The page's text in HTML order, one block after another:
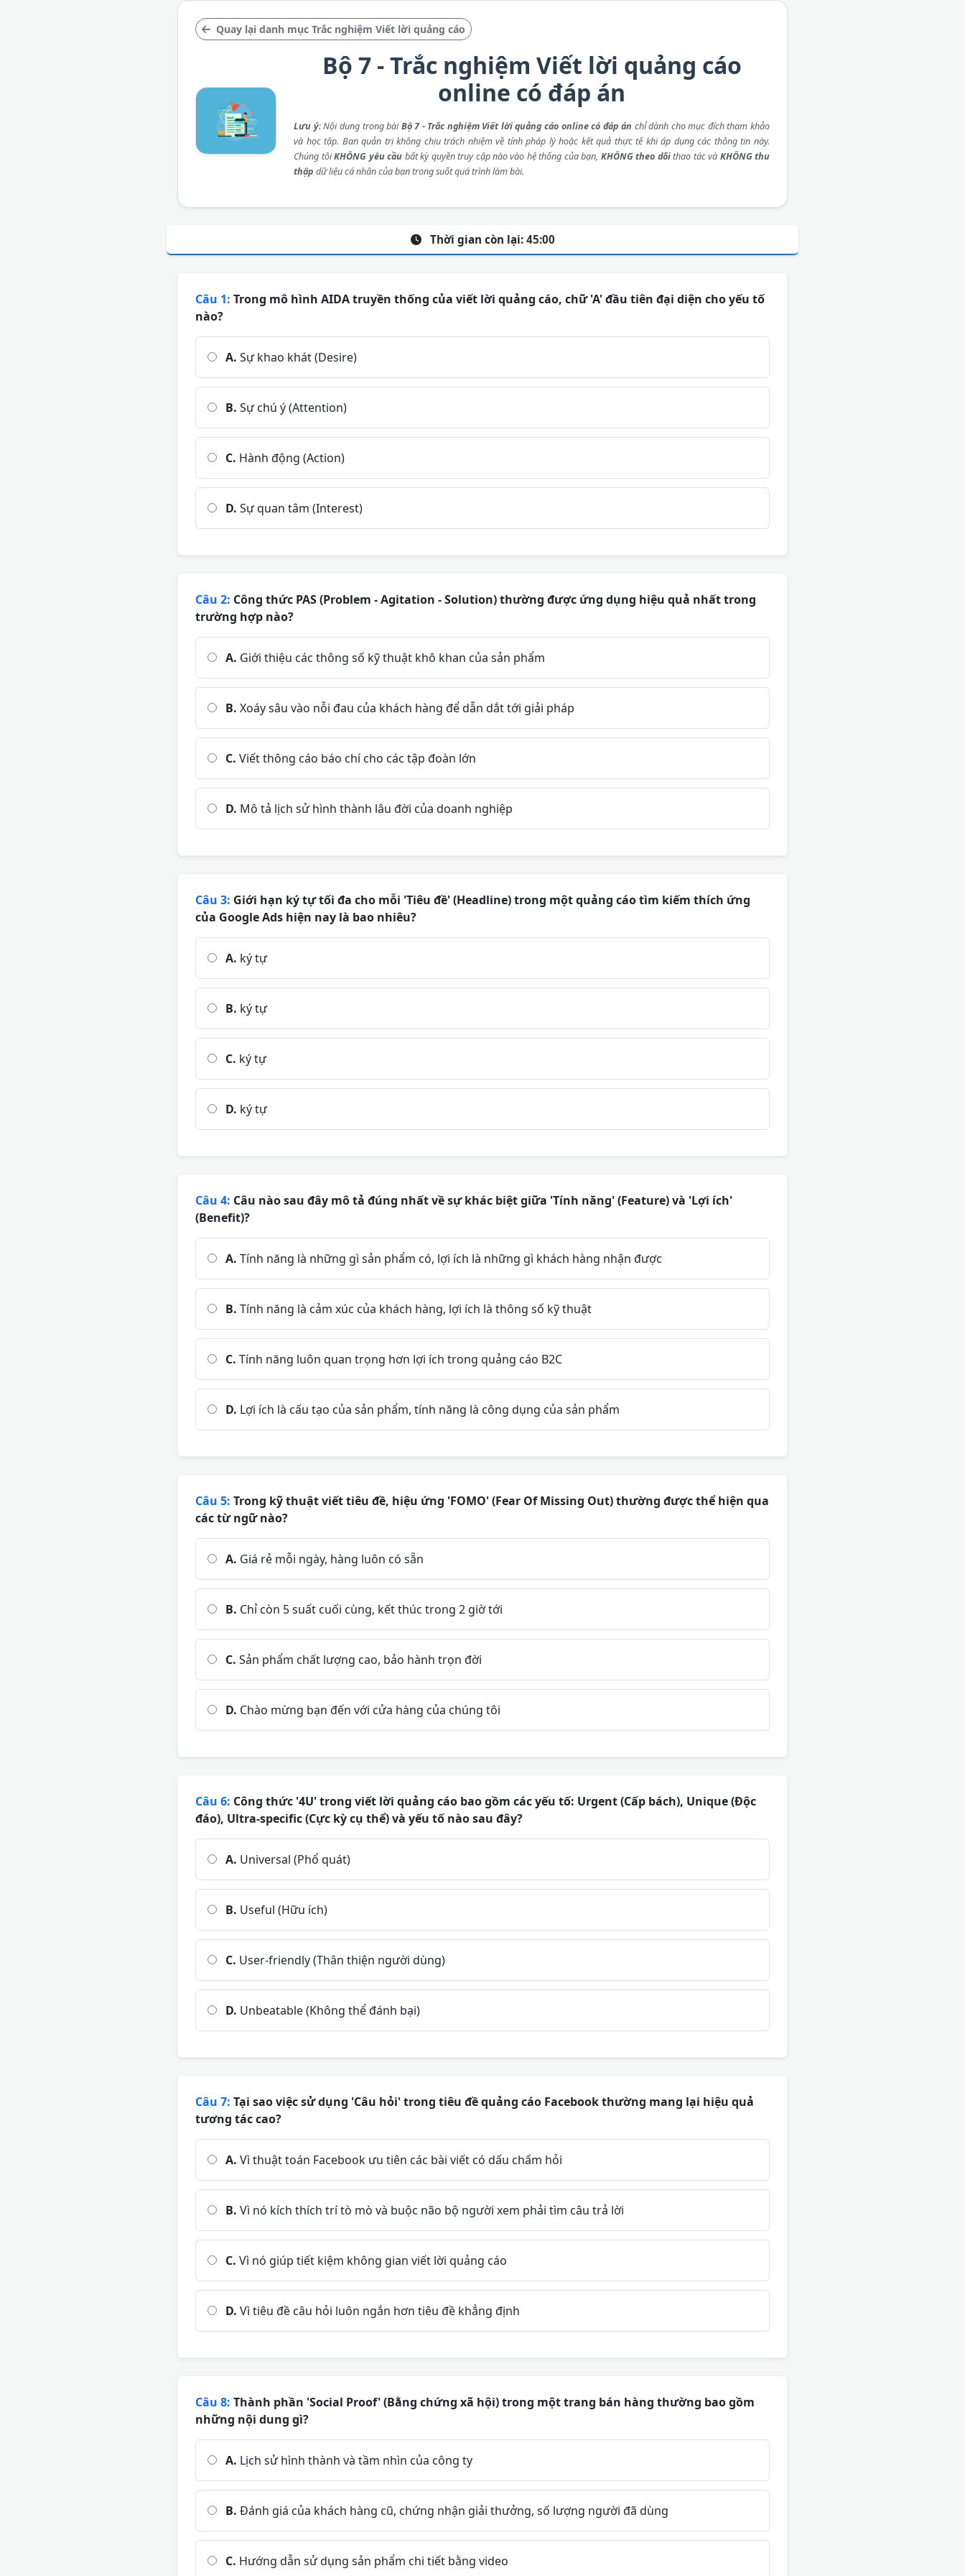
Quay lại danh mục Trắc nghiệm Viết lời quảng cáo
Bộ 7 - Trắc nghiệm Viết lời quảng cáo
online có đáp án
Lưu ý: Nội dung trong bàiBộ 7 - Trắc nghiệm Viết lời quảng cáo online có đáp án chỉ dành cho mục đích tham khảo
và học tập. Ban quản trị không chịu trách nhiệm về tính pháp lý hoặc kết quả thực tế khi áp dụng các thông tin này.
Chúng tôiKHÔNG yêu cầu bất kỳ quyền truy cập nào vào hệ thống của bạn, KHÔNG theo dõithao tác và KHÔNG thu
thập dữ liệu cá nhân của bạn trong suốt quá trình làm bài.
Thời gian còn lại: 45:00
Câu 1: Trong mô hình AIDA truyền thống của viết lời quảng cáo, chữ 'A' đầu tiên đại diện cho yếu tố
nào?
A. Sự khao khát (Desire)
B. Sự chú ý (Attention)
C. Hành động (Action)
D. Sự quan tâm (Interest)
Câu 2: Công thức PAS (Problem - Agitation - Solution) thường được ứng dụng hiệu quả nhất trong
trường hợp nào?
A. Giới thiệu các thông số kỹ thuật khô khan của sản phẩm
B. Xoáy sâu vào nỗi đau của khách hàng để dẫn dắt tới giải pháp
C. Viết thông cáo báo chí cho các tập đoàn lớn
D. Mô tả lịch sử hình thành lâu đời của doanh nghiệp
Câu 3: Giới hạn ký tự tối đa cho mỗi 'Tiêu đề' (Headline) trong một quảng cáo tìm kiếm thích ứng
của Google Ads hiện nay là bao nhiêu?
A. ký tự
B. ký tự
C. ký tự
D. ký tự
Câu 4: Câu nào sau đây mô tả đúng nhất về sự khác biệt giữa 'Tính năng' (Feature) và 'Lợi ích'
(Benefit)?
A. Tính năng là những gì sản phẩm có, lợi ích là những gì khách hàng nhận được
B. Tính năng là cảm xúc của khách hàng, lợi ích là thông số kỹ thuật
C. Tính năng luôn quan trọng hơn lợi ích trong quảng cáo B2C
D. Lợi ích là cấu tạo của sản phẩm, tính năng là công dụng của sản phẩm
Câu 5: Trong kỹ thuật viết tiêu đề, hiệu ứng 'FOMO' (Fear Of Missing Out) thường được thể hiện qua
các từ ngữ nào?
A. Giá rẻ mỗi ngày, hàng luôn có sẵn
B. Chỉ còn 5 suất cuối cùng, kết thúc trong 2 giờ tới
C. Sản phẩm chất lượng cao, bảo hành trọn đời
D. Chào mừng bạn đến với cửa hàng của chúng tôi
Câu 6: Công thức '4U' trong viết lời quảng cáo bao gồm các yếu tố: Urgent (Cấp bách), Unique (Độc
đáo), Ultra-specific (Cực kỳ cụ thể) và yếu tố nào sau đây?
A. Universal (Phổ quát)
B. Useful (Hữu ích)
C. User-friendly (Thân thiện người dùng)
D. Unbeatable (Không thể đánh bại)
Câu 7: Tại sao việc sử dụng 'Câu hỏi' trong tiêu đề quảng cáo Facebook thường mang lại hiệu quả
tương tác cao?
A. Vì thuật toán Facebook ưu tiên các bài viết có dấu chấm hỏi
B. Vì nó kích thích trí tò mò và buộc não bộ người xem phải tìm câu trả lời
C. Vì nó giúp tiết kiệm không gian viết lời quảng cáo
D. Vì tiêu đề câu hỏi luôn ngắn hơn tiêu đề khẳng định
Câu 8: Thành phần 'Social Proof' (Bằng chứng xã hội) trong một trang bán hàng thường bao gồm
những nội dung gì?
A. Lịch sử hình thành và tầm nhìn của công ty
B. Đánh giá của khách hàng cũ, chứng nhận giải thưởng, số lượng người đã dùng
C. Hướng dẫn sử dụng sản phẩm chi tiết bằng video